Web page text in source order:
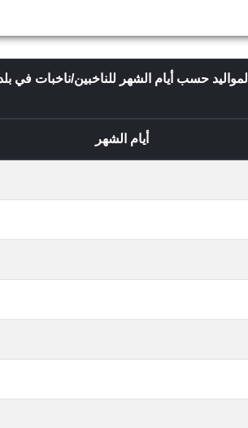
المواليد حسب أيام الشهر للناخبين/ناخبات
أيام الشهر